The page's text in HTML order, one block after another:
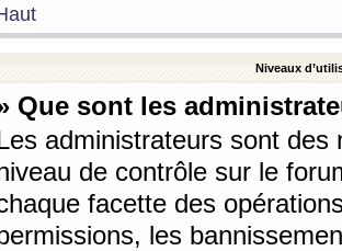
Niveaux
Que sont les
administrateurs sont
de contrôle sur le
facette des
les